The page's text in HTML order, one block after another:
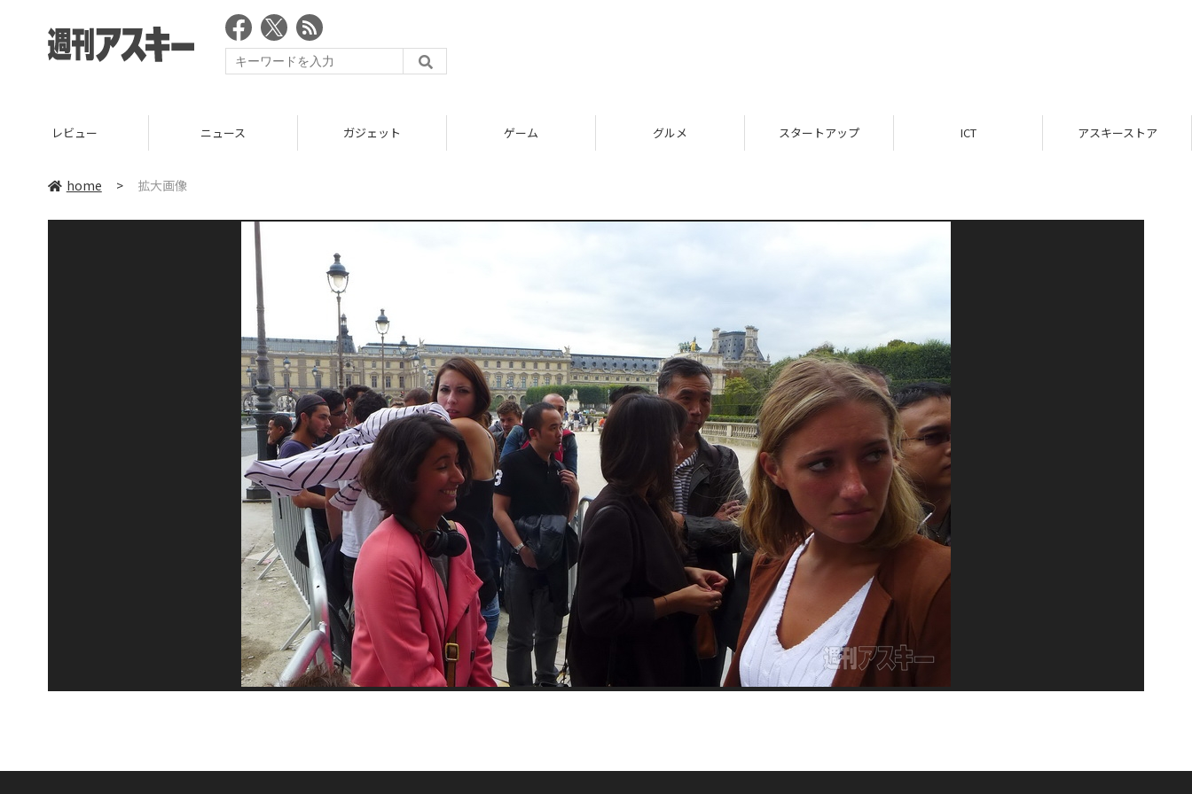
レビュー ニュース ガジェット ゲーム グルメ スタートアップ ICT アスキーストア
home > 拡大画像